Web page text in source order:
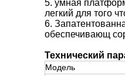
5. умная
легкий для того
6.
обеспечивающ
Технический
Модель